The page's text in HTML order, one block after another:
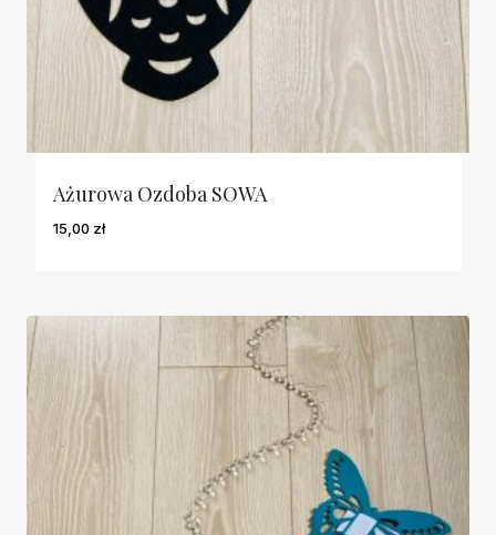
Ażurowa Ozdoba SOWA
15,00 zł